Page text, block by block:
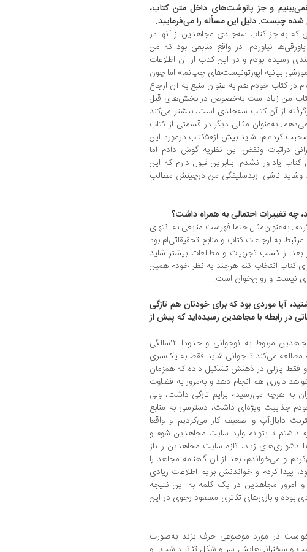
و جز پانوشت‌های داخل متن کتاب،
چیست. دلیل این مسأله را می‌فرمایید.
که به جز کتاب سه‌جلدی مجاهدین از آنها در
نیاوردم. در واقع منابعی بود که من
رسیده بودم و در این کتاب از آن اطلاعات
بیانیه اپورتونیست‌های چپ‌نما» اما چون
در کتاب خودم هم به عنوان منبع به آن ارجاع
کتاب من زیاد است به‌خصوص در بخش‌های قبل
از آن کتاب سه‌جلدی است، بیشتر می‌کند
به‌عنوان مثالی دیگر در قسمتی از کتاب
که در مورد ماتریالیسم ومارکسیسم صحبت کرده‌ام، شاید بیش از۵۰کتاب درمورد این
دراثبات ونقض این نظریه گوش دادم اما
کتاب یادآور نشدم. بنابراین قبول دارم که این
ناشی ازبدسلیقگی من درچینش مطالب
چه تغییرات احتمالی به همراه داشت؟
به‌عنوان‌مثال حتما فهرست منابعی به انتهای
به ارجاعات کتاب و منابع تحقیقاتی‌ام بود
از کسب تجربیات و مطالعات بیشتر شاید
کتاب انتخاب کنم هرچند به نظر خودم همین
نیست و روان‌خوان است.
آیا موردی بود که برای خودتان هم تازگی
در رابطه با مجاهدین رسیده‌اید که پیش‌ از
شروع مطالعاتم مشخصا در مورد مجاهدین مربوط به نوجوانی و حدودا ۱۲سالگی
شروع به مطالعه می‌کند تا جوانی شاید فقط به یک‌سری
فقط پازلی در ذهنش تشکیل داده که همزمان
داوری هم انجام دهد و به‌مرور به قضاوت
به هرچه می‌رسیدم برایم تازگی داشت، ولی
جذابیت ویژه‌ای داشت، دسترسی به منابع
دایال‌آپ و ضعیف کار می‌کردیم و واقعا
داشتم تا بتوانم وارد سایت مجاهدین شوم و
دشواری‌های زیاد، تازه سایت مجاهدین را باز
و می‌خواندم، بعد از آن گاهنامه مجاهد را
پیدا کردم و خواندنش برایم اطلاعات زیادی
مجاهدین در یک کلمه به این نتیجه
بوده و بازی‌های تئاتری مسعود رجوی در این
در مورد موضوعی حرف بزند به‌صورت